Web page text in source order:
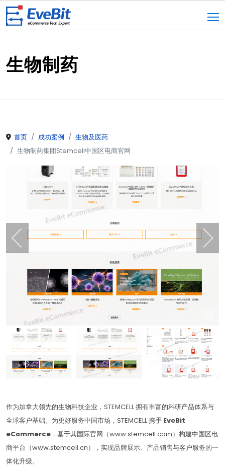
生物制药
首页 成功案例
生物及医药
生物制药集团Stemcell中国区电商官网
作为加拿大领先的生物科技企业，STEMCELL 拥有丰富的科研产品体系与
全球客户基础。为更好服务中国市场，STEMCELL 携手 EveBit
eCommerce ，基于其国际官网（www.stemcell.com）构建中国区电
商平台（www.stemcell.cn），实现品牌展示、产品销售与客户服务的一
体化升级。